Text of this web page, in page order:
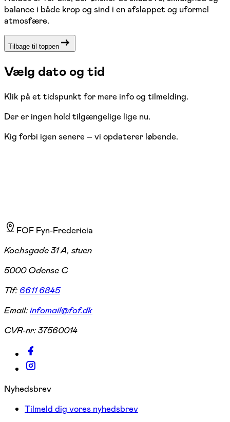
balance i både krop og sind i en afslappet og uformel
atmosfære.
Tilbage til toppen
Vælg dato og tid
Klik på et tidspunkt for mere info og tilmelding.
Der er ingen hold tilgængelige lige nu.
Kig forbi igen senere – vi opdaterer løbende.
FOF Fyn-Fredericia
Kochsgade 31 A, stuen
5000 Odense C
Tlf: 6611 6845
Email:infomail@fof.dk
CVR-nr:37560014
Nyhedsbrev
Tilmeld dig vores nyhedsbrev